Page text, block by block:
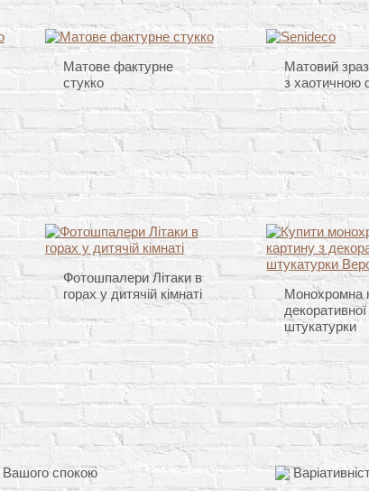
Матове фактурне
стукко
Матовий
з хаотичною
Фотошпалери Літаки в
горах у дитячій кімнаті
Монохромна
декоративної
штукатурки
спокою